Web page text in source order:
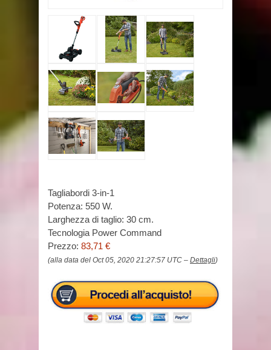
Tagliabordi 3-in-1
Potenza: 550 W.
Larghezza di taglio: 30 cm.
Tecnologia Power Command
Prezzo: 83,71 €
(alla data del Oct 05, 2020 21:27:57 UTC – Dettagli)